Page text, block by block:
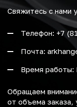
Свяжитесь с нами
Телефон: +7
Почта:
Время
Обращаем
от объема заказа,